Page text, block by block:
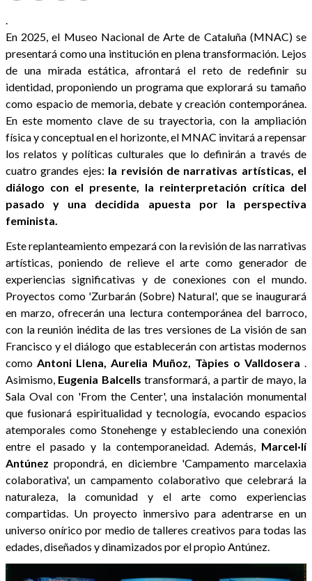
.
En 2025, el Museo Nacional de Arte de Cataluña (MNAC) se
presentará como una institución en plena transformación. Lejos
de una mirada estática, afrontará el reto de redefinir su
identidad, proponiendo un programa que explorará su tamaño
como espacio de memoria, debate y creación contemporánea.
En este momento clave de su trayectoria, con la ampliación
física y conceptual en el horizonte, el MNAC invitará a repensar
los relatos y políticas culturales que lo definirán a través de
cuatro grandes ejes: la revisión de narrativas artísticas, el
diálogo con el presente, la reinterpretación crítica del
pasado y una decidida apuesta por la perspectiva
feminista.
Este replanteamiento empezará con la revisión de las narrativas
artísticas, poniendo de relieve el arte como generador de
experiencias significativas y de conexiones con el mundo.
Proyectos como 'Zurbarán (Sobre) Natural', que se inaugurará
en marzo, ofrecerán una lectura contemporánea del barroco,
con la reunión inédita de las tres versiones de La visión de san
Francisco y el diálogo que establecerán con artistas modernos
comoAntoni Llena, Aurelia Muñoz, Tàpies o Valldosera .
Asimismo, Eugenia Balcells transformará, a partir de mayo, la
Sala Oval con 'From the Center', una instalación monumental
que fusionará espiritualidad y tecnología, evocando espacios
atemporales como Stonehenge y estableciendo una conexión
entre el pasado y la contemporaneidad. Además, Marcel·lí
Antúnez propondrá, en diciembre 'Campamento marcelaxia
colaborativa', un campamento colaborativo que celebrará la
naturaleza, la comunidad y el arte como experiencias
compartidas. Un proyecto inmersivo para adentrarse en un
universo onírico por medio de talleres creativos para todas las
edades, diseñados y dinamizados por el propio Antúnez.